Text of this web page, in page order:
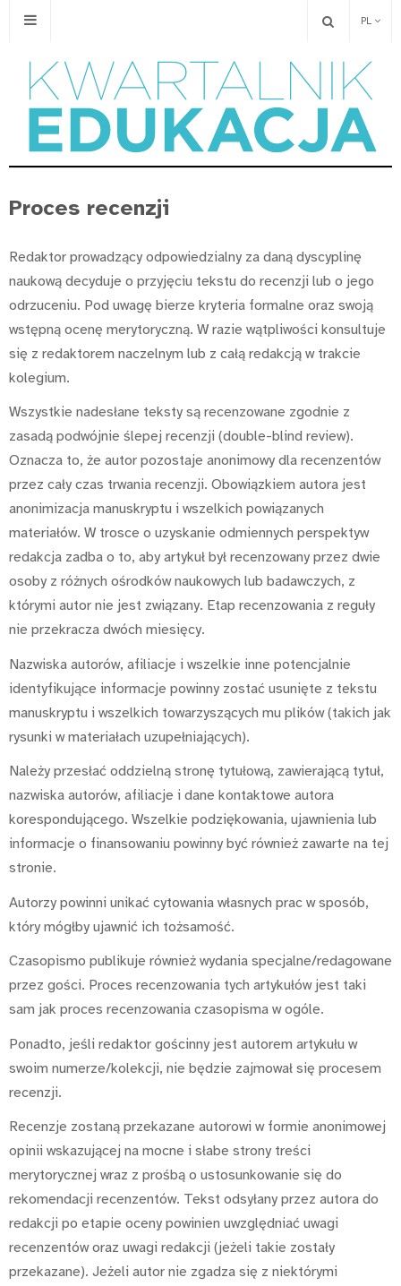
PL
Proces recenzji
Redaktor prowadzący odpowiedzialny za daną dyscyplinę
naukową decyduje o przyjęciu tekstu do recenzji lub o jego
odrzuceniu. Pod uwagę bierze kryteria formalne oraz swoją
wstępną ocenę merytoryczną. W razie wątpliwości konsultuje
się z redaktorem naczelnym lub z całą redakcją w trakcie
kolegium.
Wszystkie nadesłane teksty są recenzowane zgodnie z
zasadą podwójnie ślepej recenzji (double-blind review).
Oznacza to, że autor pozostaje anonimowy dla recenzentów
przez cały czas trwania recenzji. Obowiązkiem autora jest
anonimizacja manuskryptu i wszelkich powiązanych
materiałów. W trosce o uzyskanie odmiennych perspektyw
redakcja zadba o to, aby artykuł był recenzowany przez dwie
osoby z różnych ośrodków naukowych lub badawczych, z
którymi autor nie jest związany. Etap recenzowania z reguły
nie przekracza dwóch miesięcy.
Nazwiska autorów, afiliacje i wszelkie inne potencjalnie
identyfikujące informacje powinny zostać usunięte z tekstu
manuskryptu i wszelkich towarzyszących mu plików (takich jak
rysunki w materiałach uzupełniających).
Należy przesłać oddzielną stronę tytułową, zawierającą tytuł,
nazwiska autorów, afiliacje i dane kontaktowe autora
korespondującego. Wszelkie podziękowania, ujawnienia lub
informacje o finansowaniu powinny być również zawarte na tej
stronie.
Autorzy powinni unikać cytowania własnych prac w sposób,
który mógłby ujawnić ich tożsamość.
Czasopismo publikuje również wydania specjalne/redagowane
przez gości. Proces recenzowania tych artykułów jest taki
sam jak proces recenzowania czasopisma w ogóle.
Ponadto, jeśli redaktor gościnny jest autorem artykułu w
swoim numerze/kolekcji, nie będzie zajmował się procesem
recenzji.
Recenzje zostaną przekazane autorowi w formie anonimowej
opinii wskazującej na mocne i słabe strony treści
merytorycznej wraz z prośbą o ustosunkowanie się do
rekomendacji recenzentów. Tekst odsyłany przez autora do
redakcji po etapie oceny powinien uwzględniać uwagi
recenzentów oraz uwagi redakcji (jeżeli takie zostały
przekazane). Jeżeli autor nie zgadza się z niektórymi